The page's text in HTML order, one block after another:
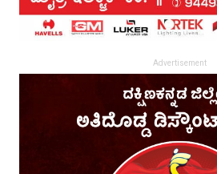
Advertisement